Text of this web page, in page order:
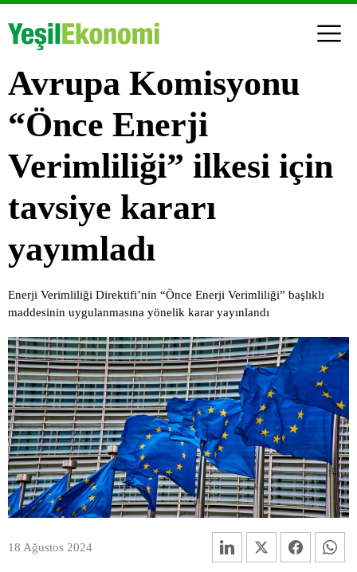
Avrupa Komisyonu
“Önce Enerji
Verimliliği” ilkesi için
tavsiye kararı
yayımladı
Enerji Verimliliği Direktifi’nin “Önce Enerji Verimliliği” başlıklı
maddesinin uygulanmasına yönelik karar yayınlandı
18 Ağustos 2024